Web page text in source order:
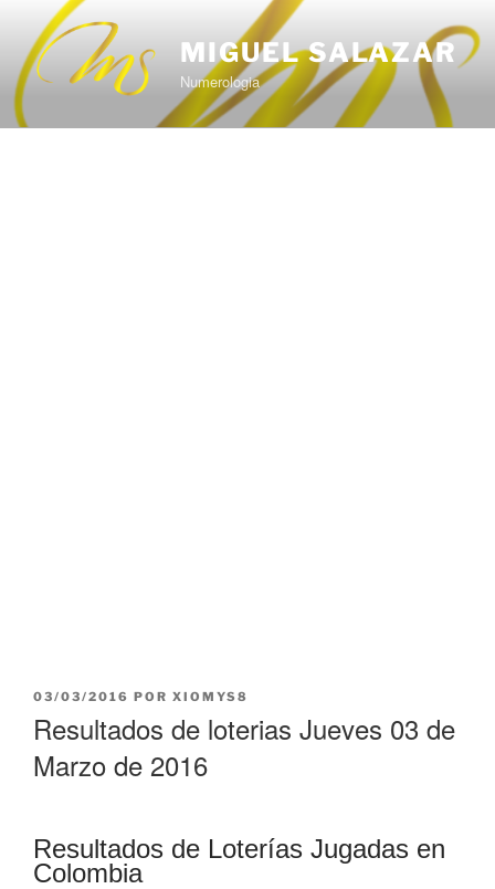
contenido
MIGUEL SALAZAR
Numerologia
PUBLICADO
03/03/2016 POR XIOMYS8
Resultados de loterias Jueves 03 de
Marzo de 2016
Resultados de Loterías Jugadas en
Colombia